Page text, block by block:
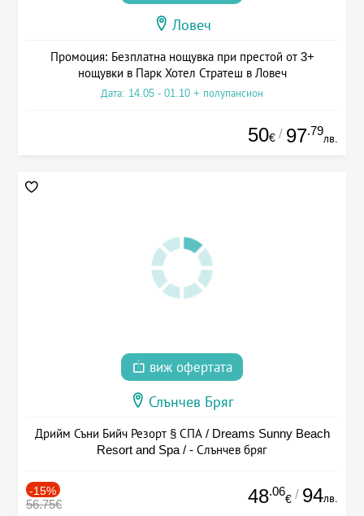
Ловеч
Промоция: Безплатна нощувка при престой от 3+
нощувки в Парк Хотел Стратеш в Ловеч
Дата: 14.05 - 01.10 + полупансион
50€ / 97.79
лв.
виж офертата
Слънчев Бряг
Дрийм Съни Бийч Резорт § СПА / Dreams Sunny Beach
Resort and Spa / - Слънчев бряг
-15%
56.75€ 48.06
€ / 94лв.